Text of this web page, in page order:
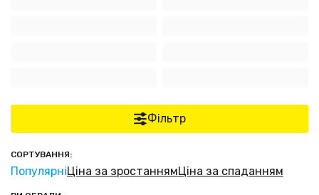
Фільтр
СОРТУВАННЯ:
ПопулярніЦіна за зростаннямЦіна за спаданням